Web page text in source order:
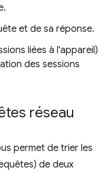
et de sa réponse.
liées à l'appareil)
des sessions
réseau
permet de trier les
de deux